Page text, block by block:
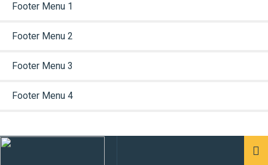
Footer Menu 1
Footer Menu 2
Footer Menu 3
Footer Menu 4